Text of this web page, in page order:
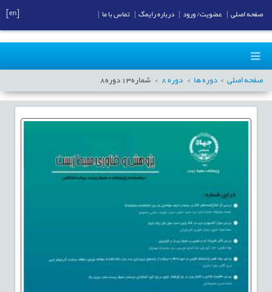
صفحه اصلی دوره ها دوره8 شماره13 دوره8
صفحه اصلی عضویت/ ورود درباره رایمگ تماس با ما